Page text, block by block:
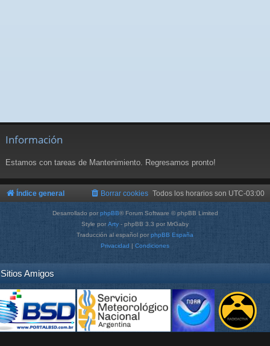
Información
Estamos con tareas de Mantenimiento. Regresamos pronto!
Índice general Todos los horarios son UTC-03:00
Borrar cookies
Desarrollado por phpBB® Forum Software © phpBB Limited
Style por Arty - phpBB 3.3 por MrGaby
Traducción al español por phpBB España
Privacidad | Condiciones
Sitios Amigos